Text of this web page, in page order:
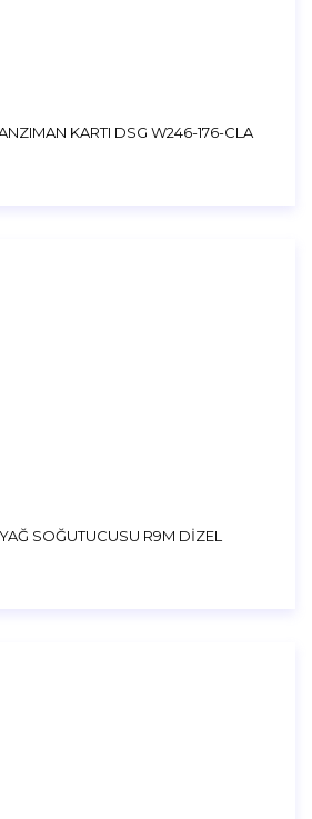
KARTI DSG W246-176-CLA
SOĞUTUCUSU R9M DİZEL